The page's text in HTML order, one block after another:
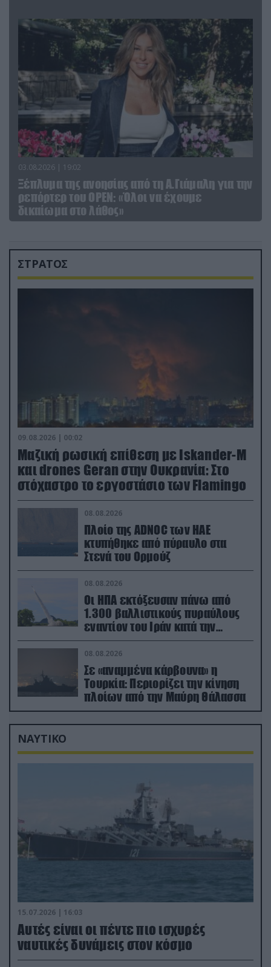
03.08.2026 | 19:02
Ξέπλυμα της ανοησίας από τη Α.Γιάμαλη για την
ρεπόρτερ του ΟΡΕΝ: «Όλοι να έχουμε
δικαίωμα στο λάθος»
ΣΤΡΑΤΟΣ
09.08.2026 | 00:02
Μαζική ρωσική επίθεση με Iskander-M
και drones Geran στην Ουκρανία: Στο
στόχαστρο το εργοστάσιο των Flamingo
08.08.2026
Πλοίο της ADNOC των ΗΑΕ
κτυπήθηκε από πύραυλο στα
Στενά του Ορμούζ
08.08.2026
Οι ΗΠΑ εκτόξευσαν πάνω από
1.300 βαλλιστικούς πυραύλους
εναντίον του Ιράν κατά την
διάρκεια του πολέμου
08.08.2026
Σε «αναμμένα κάρβουνα» η
Τουρκία: Περιορίζει την κίνηση
πλοίων από την Μαύρη Θάλασσα
ΝΑΥΤΙΚΟ
15.07.2026 | 16:03
Aυτές είναι οι πέντε πιο ισχυρές
ναυτικές δυνάμεις στον κόσμο